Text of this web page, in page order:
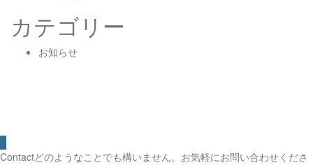
カテゴリー
お知らせ
Contactどのようなことでも構いません。お気軽にお問い合わせくださ